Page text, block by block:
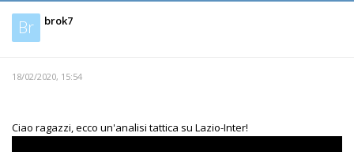
Br brok7
18/02/2020, 15:54
Ciao ragazzi, ecco un'analisi tattica su Lazio-Inter!